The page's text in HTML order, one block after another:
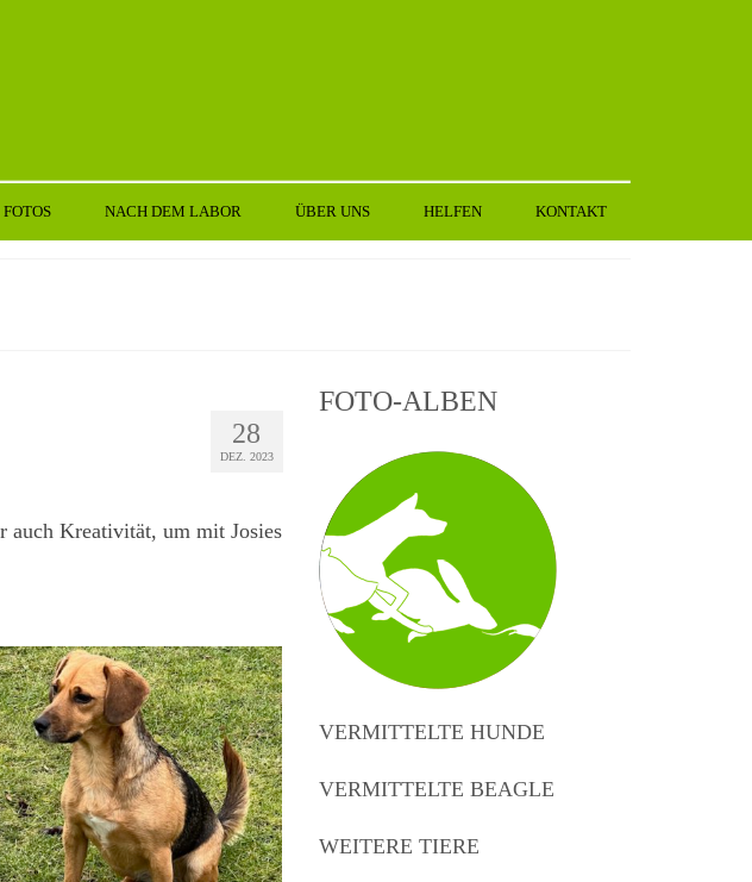
FOTOS NACH DEM LABOR ÜBER UNS HELFEN KONTAKT
28
DEZ. 2023
auch Kreativität, um mit Josies
FOTO-ALBEN
VERMITTELTE HUNDE
VERMITTELTE BEAGLE
WEITERE TIERE